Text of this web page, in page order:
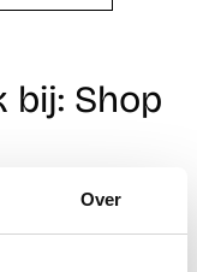
Over
bij: Shop